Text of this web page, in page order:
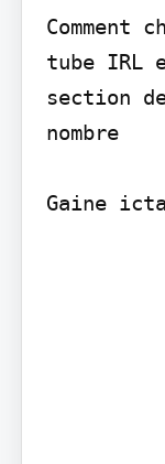
Comment
tube IRL
section
nombre
Gaine icta